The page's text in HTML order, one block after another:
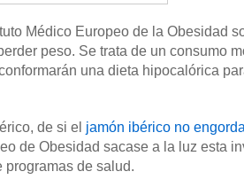
Médico Europeo de la Obesidad
peso. Se trata de un consumo
una dieta hipocalórica
de si el jamón ibérico no engorda
de Obesidad sacase a la luz esta
de salud.